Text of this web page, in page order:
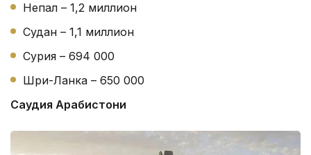
Непал – 1,2 миллион
Судан – 1,1 миллион
Сурия – 694 000
Шри-Ланка – 650 000
Саудия Арабистони